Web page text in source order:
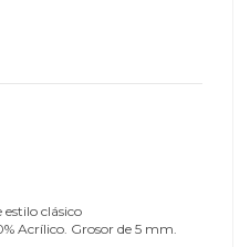
clásico
Acrílico. Grosor de 5 mm.